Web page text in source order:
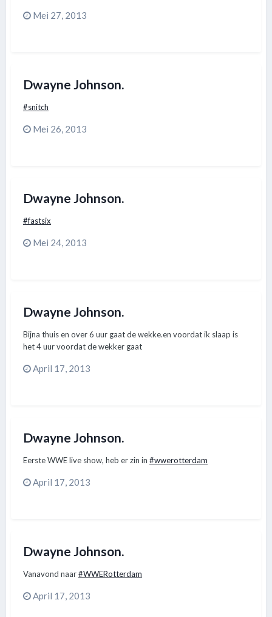
Mei 27, 2013
Dwayne Johnson.
#snitch
Mei 26, 2013
Dwayne Johnson.
#fastsix
Mei 24, 2013
Dwayne Johnson.
Bijna thuis en over 6 uur gaat de wekke.en voordat ik slaap is
het 4 uur voordat de wekker gaat
April 17, 2013
Dwayne Johnson.
Eerste WWE live show, heb er zin in #wwerotterdam
April 17, 2013
Dwayne Johnson.
Vanavond naar#WWERotterdam
April 17, 2013